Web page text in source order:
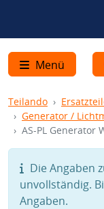
Menü
Teilando
Generator /
AS-PL Generator
Die Angaben
unvollständig.
Angaben.